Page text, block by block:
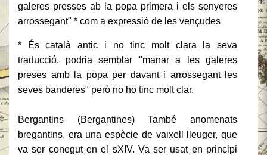
galeres presses ab la popa primera i els senyeres
arrossegant" * com a expressió de les vençudes
* És català antic i no tinc molt clara la seva
traducció, podria semblar "manar a les galeres
preses amb la popa per davant i arrossegant les
seves banderes" però no ho tinc molt clar.
Bergantins (Bergantines) També anomenats
bregantins, era una espècie de vaixell lleuger, que
va ser conegut en el sXIV. Va ser usat en principi